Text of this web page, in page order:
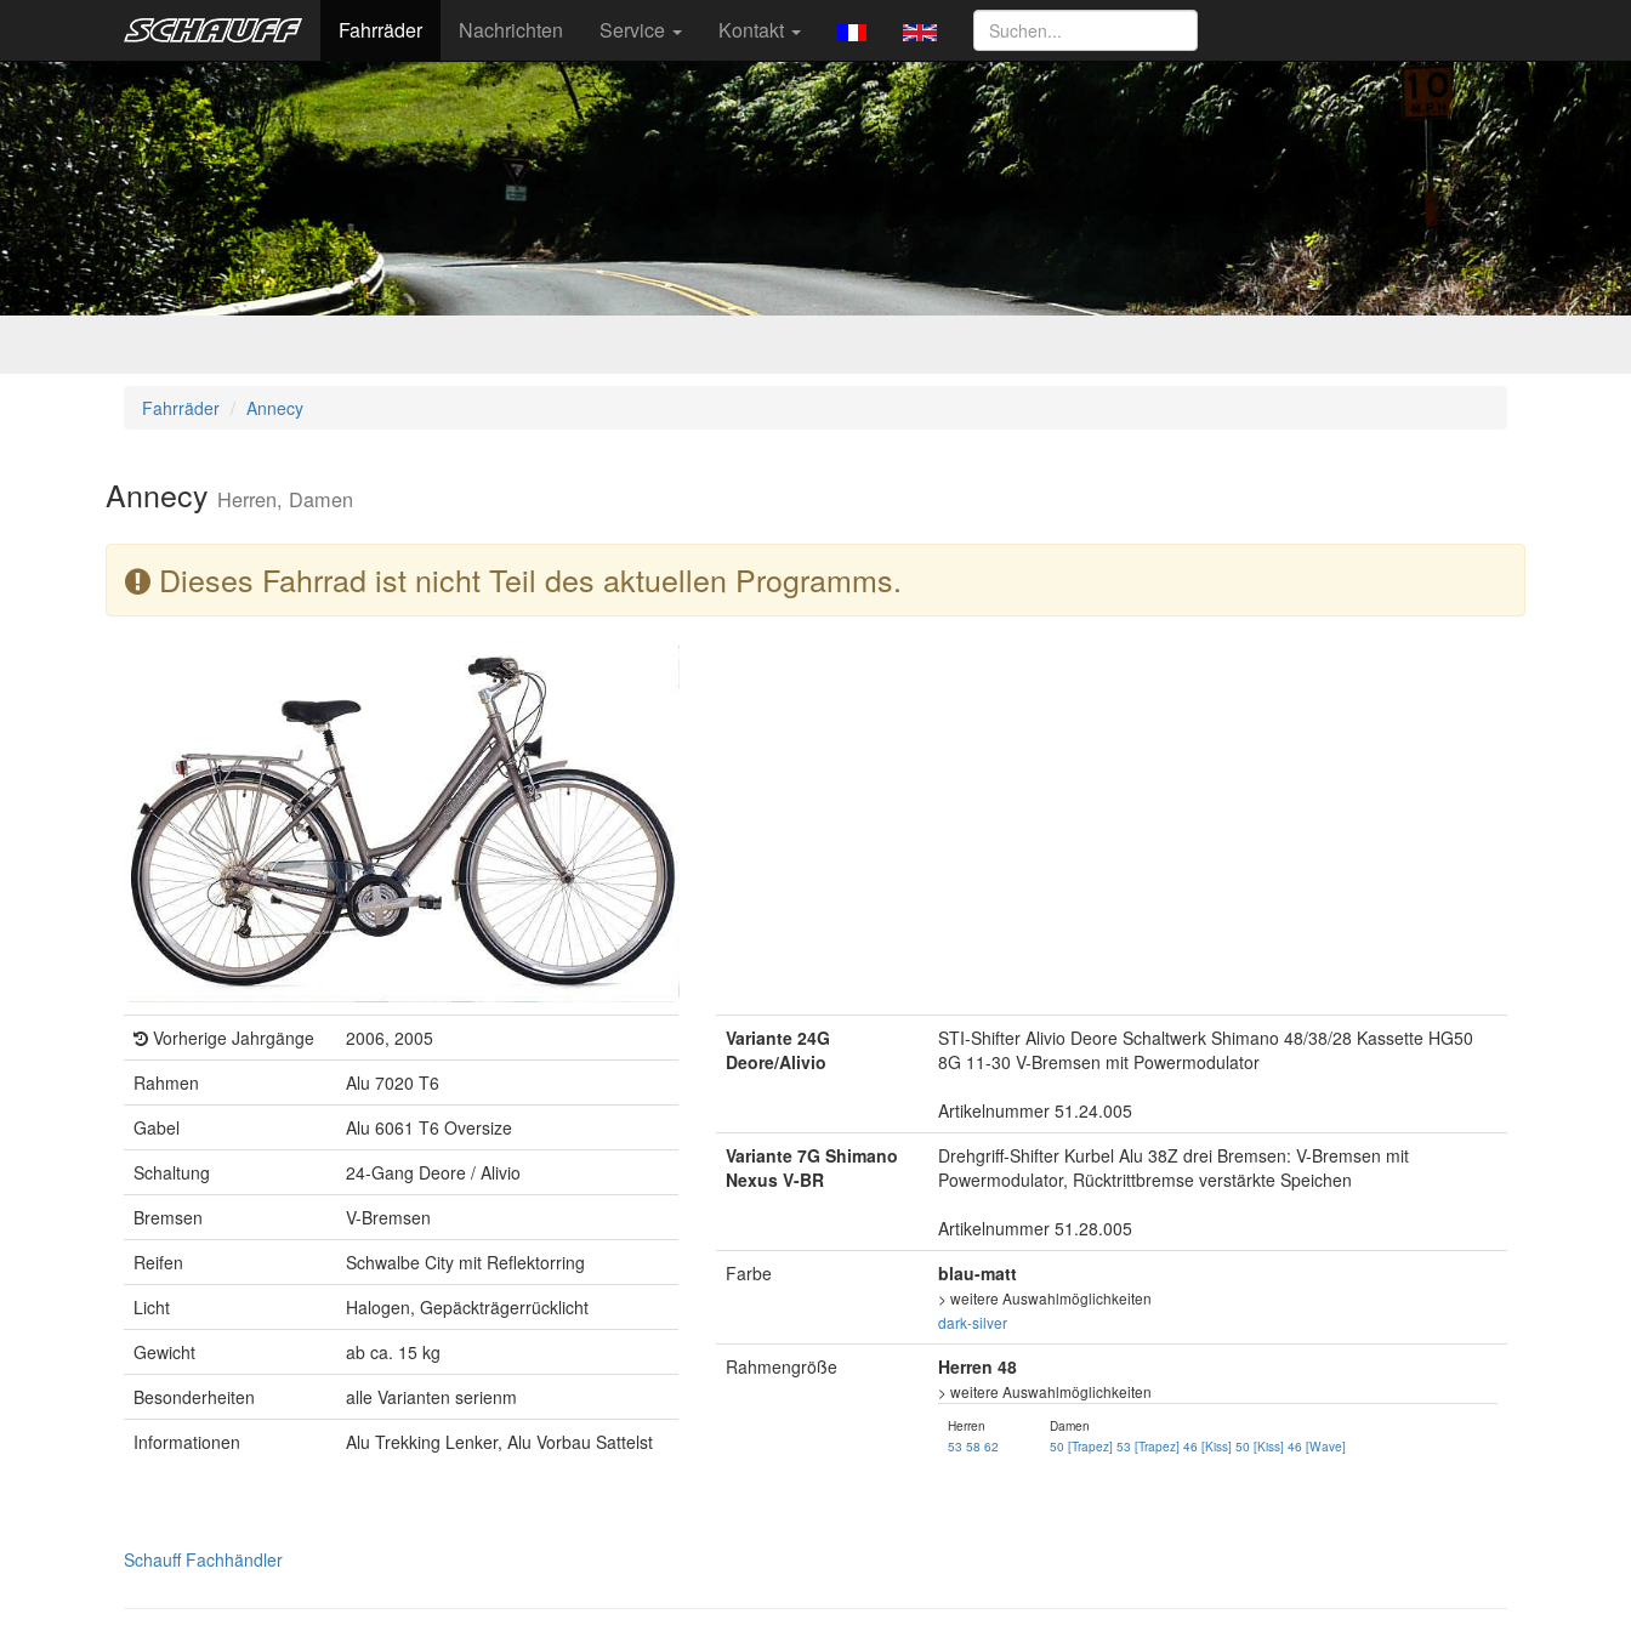
Fahrräder Nachrichten Service Kontakt
Fahrräder Annecy
Annecy Herren, Damen
Dieses Fahrrad ist nicht Teil des aktuellen Programms.
Vorherige Jahrgänge
2006, 2005
Rahmen
Alu 7020 T6
Gabel
Alu 6061 T6 Oversize
Schaltung
24-Gang Deore / Alivio
Bremsen
V-Bremsen
Reifen
Schwalbe City mit Reflektorring
Licht
Halogen, Gepäckträgerrücklicht
Gewicht
ab ca. 15 kg
Besonderheiten
alle Varianten serienm
Informationen
Alu Trekking Lenker, Alu Vorbau Sattelst
Variante 24G
Deore/Alivio
STI-Shifter Alivio Deore Schaltwerk Shimano 48/38/28 Kassette HG50
8G 11-30 V-Bremsen mit Powermodulator
Artikelnummer 51.24.005
Variante 7G Shimano
Nexus V-BR
Drehgriff-Shifter Kurbel Alu 38Z drei Bremsen: V-Bremsen mit
Powermodulator, Rücktrittbremse verstärkte Speichen
Artikelnummer 51.28.005
Farbe
blau-matt
> weitere Auswahlmöglichkeiten
dark-silver
Rahmengröße Herren 48
> weitere Auswahlmöglichkeiten
Herren
53 58 62
Damen
50 [Trapez] 53 [Trapez] 46 [Kiss] 50 [Kiss] 46 [Wave]
Schauff Fachhändler